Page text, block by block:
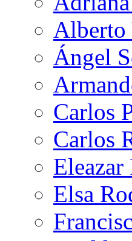
Alberto
Ángel
Carlos
Carlos
Eleazar
Elsa